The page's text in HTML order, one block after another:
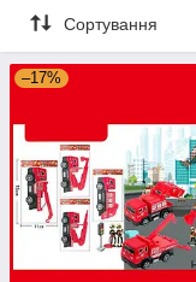
Сортування
–17%